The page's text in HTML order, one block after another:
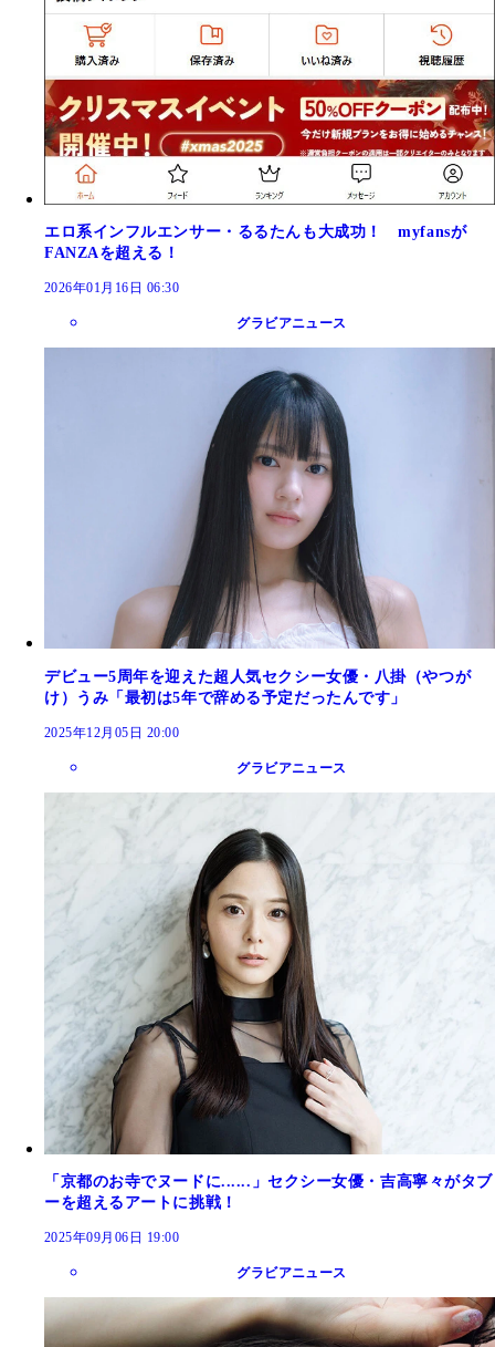
エロ系インフルエンサー・るるたんも大成功！ myfansが
FANZAを超える！
2026年01月16日 06:30
グラビアニュース
デビュー5周年を迎えた超人気セクシー女優・八掛（やつが
け）うみ「最初は5年で辞める予定だったんです」
2025年12月05日 20:00
グラビアニュース
「京都のお寺でヌードに......」セクシー女優・吉高寧々がタブ
ーを超えるアートに挑戦！
2025年09月06日 19:00
グラビアニュース